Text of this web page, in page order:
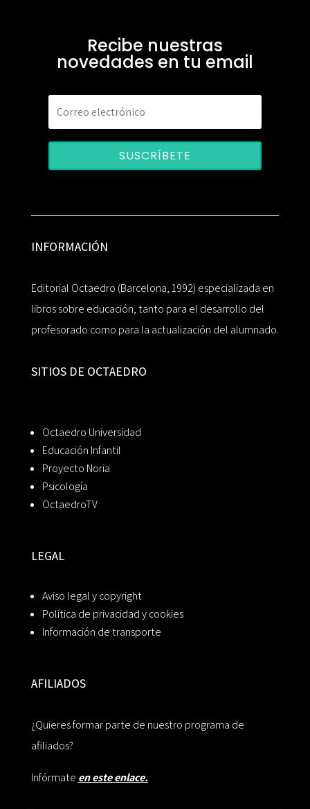
Recibe nuestras
novedades en tu email
SUSCRÍBETE
INFORMACIÓN
Editorial Octaedro (Barcelona, 1992) especializada en
libros sobre educación, tanto para el desarrollo del
profesorado como para la actualización del alumnado.
SITIOS DE OCTAEDRO
Octaedro Universidad
Educación Infantil
Proyecto Noria
Psicología
OctaedroTV
LEGAL
Aviso legal y copyright
Política de privacidad y cookies
Información de transporte
AFILIADOS
¿Quieres formar parte de nuestro programa de
afiliados?
Infórmate en este enlace.